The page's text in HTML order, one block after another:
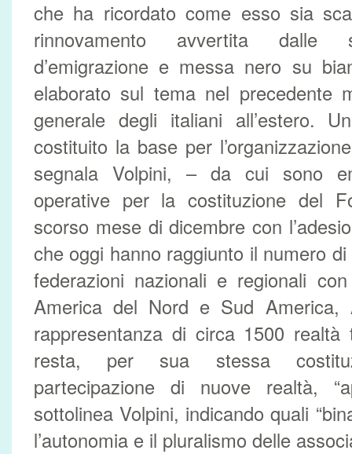
che ha ricordato come esso sia
rinnovamento avvertita dalle
d’emigrazione e messa nero su
elaborato sul tema nel precedente
generale degli italiani all’estero.
costituito la base per
segnala Volpini, – da cui sono
operative per la costituzione del
scorso mese di dicembre con
che oggi hanno raggiunto il numero
federazioni nazionali e regionali
America del Nord e Sud America,
rappresentanza di circa 1500
resta, per sua stessa
partecipazione di nuove realtà,
sottolinea Volpini, indicando quali
l’autonomia e il pluralismo delle